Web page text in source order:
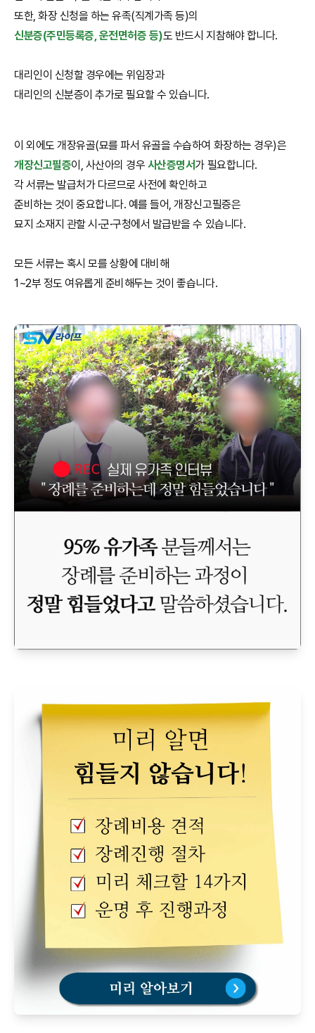
또한, 화장 신청을 하는 유족(직계가족 등)의
신분증(주민등록증, 운전면허증 등)도 반드시 지참해야 합니다.
대리인이 신청할 경우에는 위임장과
대리인의 신분증이 추가로 필요할 수 있습니다.
이 외에도 개장유골(묘를 파서 유골을 수습하여 화장하는 경우)은
개장신고필증이, 사산아의 경우 사산증명서가 필요합니다.
각 서류는 발급처가 다르므로 사전에 확인하고
준비하는 것이 중요합니다. 예를 들어, 개장신고필증은
묘지 소재지 관할 시·군·구청에서 발급받을 수 있습니다.
모든 서류는 혹시 모를 상황에 대비해
1~2부 정도 여유롭게 준비해두는 것이 좋습니다.